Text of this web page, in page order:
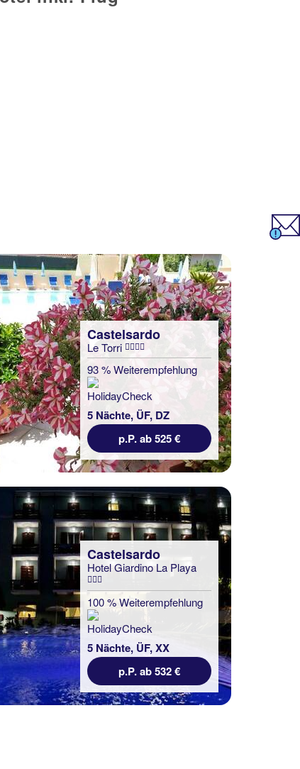
Castelsardo
Le Torri
93 % Weiterempfehlung
5 Nächte, ÜF, DZ
p.P. ab 525 €
Castelsardo
Hotel Giardino La Playa
100 % Weiterempfehlung
5 Nächte, ÜF, XX
p.P. ab 532 €